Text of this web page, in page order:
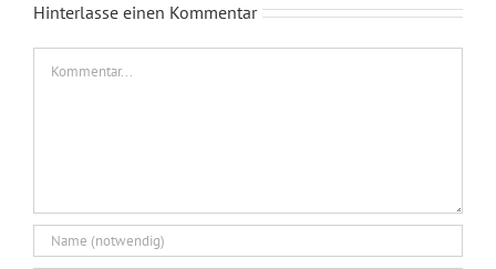
Hinterlasse einen Kommentar